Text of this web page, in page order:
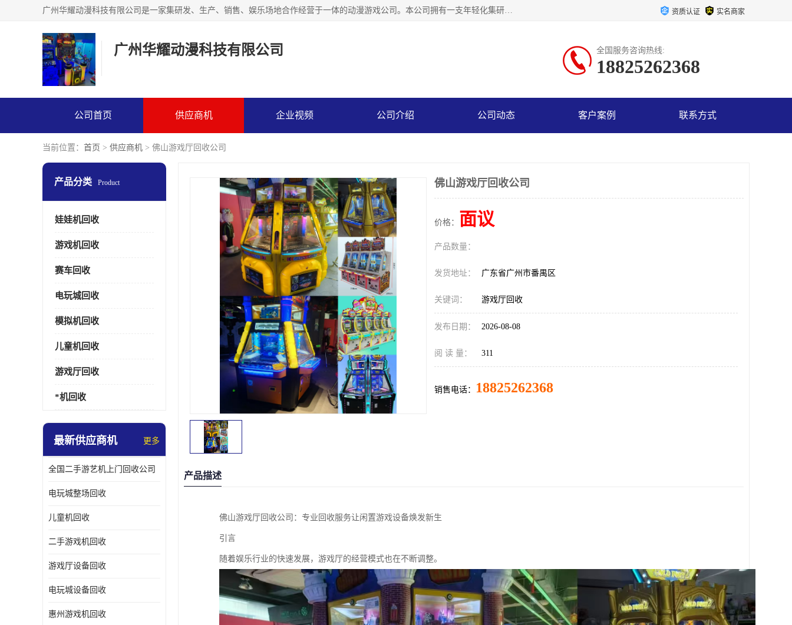
广州华耀动漫科技有限公司是一家集研发、生产、销售、娱乐场地合作经营于一体的动漫游戏公司。本公司拥有一支年轻化集研发生产到售后服务的队伍，及时地为客户提供、赚钱的产品。本公司以雄厚的实力、合理的价格、优良的服务与多家企业建立了长期的合作关系。热诚欢迎各界前来参观、考察、洽谈业务。目前公司经营的产品有：各种捕渔游戏机系列，大型模拟机系列、轮盘机系列、连线机系列、框体机系列、玛莉机系列等。 资质认证 实名商家
广州华耀动漫科技有限公司 全国服务咨询热线:
18825262368
公司首页 供应商机 企业视频 公司介绍 公司动态 客户案例 联系方式
当前位置： 首页 > 供应商机 > 佛山游戏厅回收公司
产品分类 Product
娃娃机回收
游戏机回收
赛车回收
电玩城回收
模拟机回收
儿童机回收
游戏厅回收
*机回收
最新供应商机 更多
全国二手游艺机上门回收公司
电玩城整场回收
儿童机回收
二手游戏机回收
游戏厅设备回收
电玩城设备回收
惠州游戏机回收
佛山游戏厅回收公司
价格： 面议
产品数量：
发货地址： 广东省广州市番禺区
关键词： 游戏厅回收
发布日期： 2026-08-08
阅 读 量： 311
销售电话： 18825262368
产品描述
佛山游戏厅回收公司：专业回收服务让闲置游戏设备焕发新生
引言
随着娱乐行业的快速发展，游戏厅的经营模式也在不断调整。